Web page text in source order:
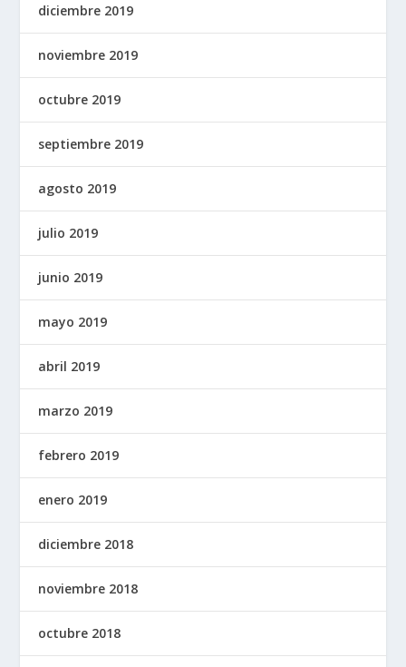
diciembre 2019
noviembre 2019
octubre 2019
septiembre 2019
agosto 2019
julio 2019
junio 2019
mayo 2019
abril 2019
marzo 2019
febrero 2019
enero 2019
diciembre 2018
noviembre 2018
octubre 2018